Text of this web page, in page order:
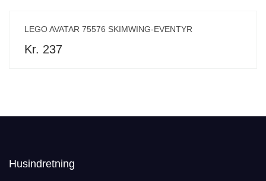
LEGO AVATAR 75576 SKIMWING-EVENTYR
Kr. 237
Husindretning